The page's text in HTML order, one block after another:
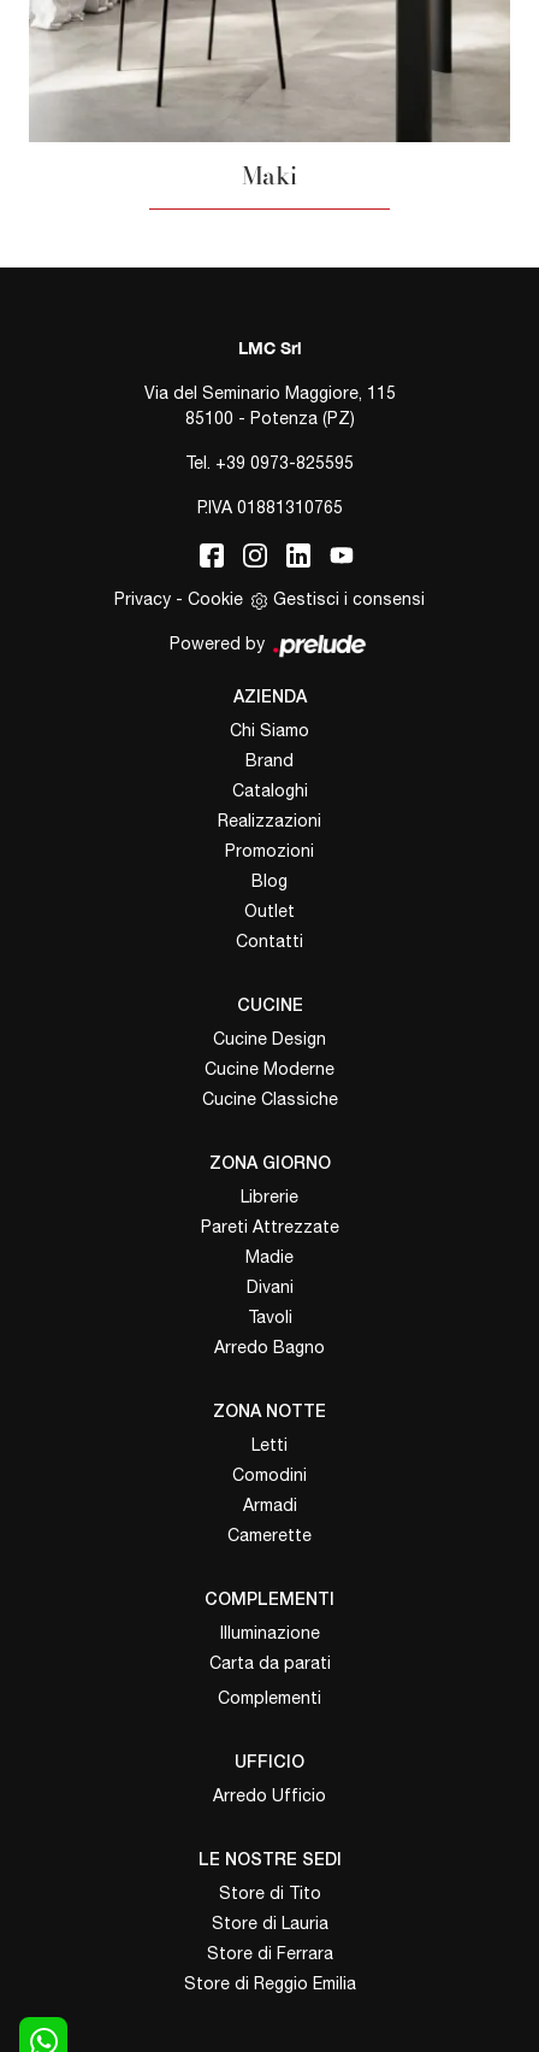
Maki
LMC Srl
Via del Seminario Maggiore, 115
85100 - Potenza (PZ)
Tel. +39 0973-825595
P.IVA 01881310765
Privacy - Cookie Gestisci i consensi
Powered by
AZIENDA
Chi Siamo
Brand
Cataloghi
Realizzazioni
Promozioni
Blog
Outlet
Contatti
CUCINE
Cucine Design
Cucine Moderne
Cucine Classiche
ZONA GIORNO
Librerie
Pareti Attrezzate
Madie
Divani
Tavoli
Arredo Bagno
ZONA NOTTE
Letti
Comodini
Armadi
Camerette
COMPLEMENTI
Illuminazione
Carta da parati
Complementi
UFFICIO
Arredo Ufficio
LE NOSTRE SEDI
Store di Tito
Store di Lauria
Store di Ferrara
Store di Reggio Emilia